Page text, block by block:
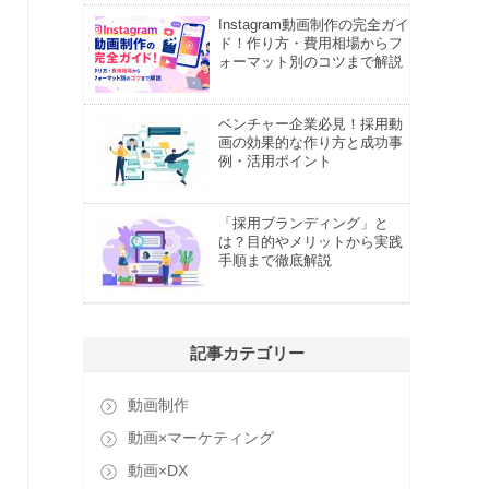
Instagram動画制作の完全ガイ
ド！作り方・費用相場からフ
ォーマット別のコツまで解説
ベンチャー企業必見！採用動
画の効果的な作り方と成功事
例・活用ポイント
「採用ブランディング」と
は？目的やメリットから実践
手順まで徹底解説
記事カテゴリー
動画制作
動画×マーケティング
動画×DX